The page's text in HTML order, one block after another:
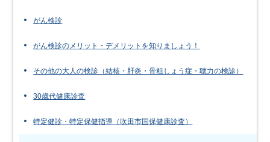
がん検診
がん検診のメリット・デメリットを知りましょう！
その他の大人の検診（結核・肝炎・骨粗しょう症・聴力の検診）
30歳代健康診査
特定健診・特定保健指導（吹田市国保健康診査）